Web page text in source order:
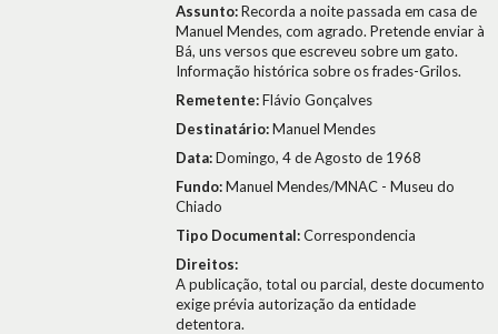
Assunto:Recorda a noite passada em casa de
Manuel Mendes, com agrado. Pretende enviar à
Bá, uns versos que escreveu sobre um gato.
Informação histórica sobre os frades-Grilos.
Remetente:Flávio Gonçalves
Destinatário:Manuel Mendes
Data:Domingo, 4 de Agosto de 1968
Fundo:Manuel Mendes/MNAC - Museu do
Chiado
Tipo Documental:Correspondencia
Direitos:
A publicação, total ou parcial, deste documento
exige prévia autorização da entidade
detentora.